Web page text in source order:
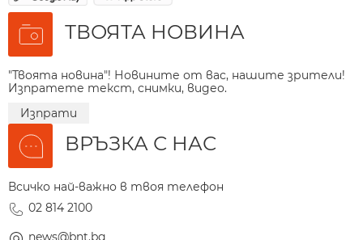
ТВОЯТА НОВИНА
"Твоята новина"! Новините от вас, нашите зрители!
Изпратете текст, снимки, видео.
Изпрати
ВРЪЗКА С НАС
Всичко най-важно в твоя телефон
02 814 2100
news@bnt.bg